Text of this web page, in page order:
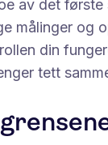
av det
målinger og
din
tett